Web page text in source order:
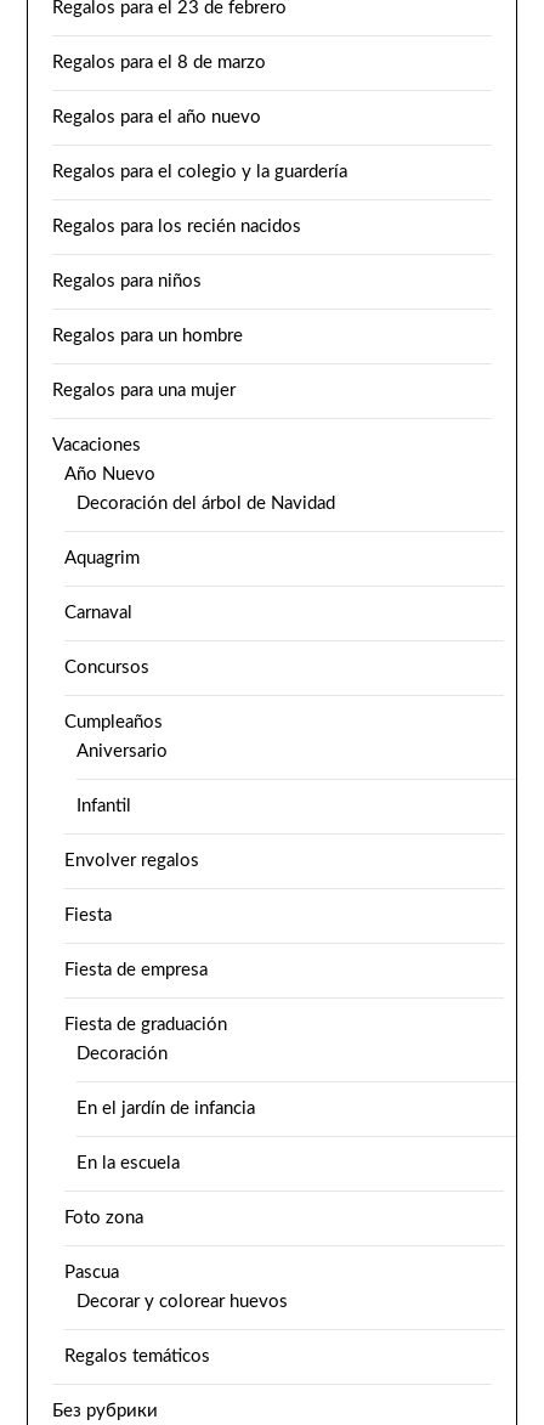
Regalos para el 23 de febrero
Regalos para el 8 de marzo
Regalos para el año nuevo
Regalos para el colegio y la guardería
Regalos para los recién nacidos
Regalos para niños
Regalos para un hombre
Regalos para una mujer
Vacaciones
Año Nuevo
Decoración del árbol de Navidad
Aquagrim
Carnaval
Concursos
Cumpleaños
Aniversario
Infantil
Envolver regalos
Fiesta
Fiesta de empresa
Fiesta de graduación
Decoración
En el jardín de infancia
En la escuela
Foto zona
Pascua
Decorar y colorear huevos
Regalos temáticos
Без рубрики